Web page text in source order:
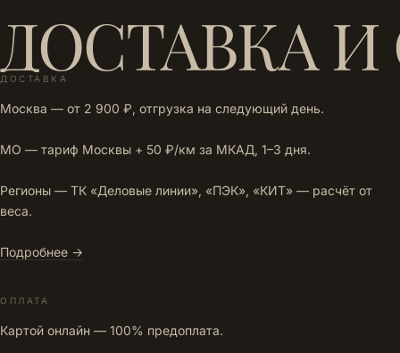
ДОСТАВКА
ДОСТАВКА
Москва — от 2 900 ₽, отгрузка на следующий день.
МО — тариф Москвы + 50 ₽/км за МКАД, 1–3 дня.
Регионы — ТК «Деловые линии», «ПЭК», «КИТ» — расчёт от
веса.
Подробнее →
ОПЛАТА
Картой онлайн — 100% предоплата.